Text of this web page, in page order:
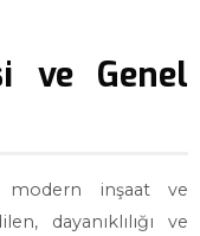
ve Genel
modern inşaat ve
dayanıklılığı ve